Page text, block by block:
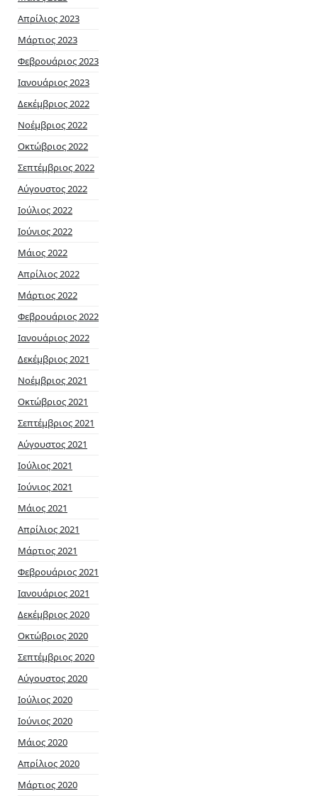
Απρίλιος 2023
Μάρτιος 2023
Φεβρουάριος 2023
Ιανουάριος 2023
Δεκέμβριος 2022
Νοέμβριος 2022
Οκτώβριος 2022
Σεπτέμβριος 2022
Αύγουστος 2022
Ιούλιος 2022
Ιούνιος 2022
Μάιος 2022
Απρίλιος 2022
Μάρτιος 2022
Φεβρουάριος 2022
Ιανουάριος 2022
Δεκέμβριος 2021
Νοέμβριος 2021
Οκτώβριος 2021
Σεπτέμβριος 2021
Αύγουστος 2021
Ιούλιος 2021
Ιούνιος 2021
Μάιος 2021
Απρίλιος 2021
Μάρτιος 2021
Φεβρουάριος 2021
Ιανουάριος 2021
Δεκέμβριος 2020
Οκτώβριος 2020
Σεπτέμβριος 2020
Αύγουστος 2020
Ιούλιος 2020
Ιούνιος 2020
Μάιος 2020
Απρίλιος 2020
Μάρτιος 2020